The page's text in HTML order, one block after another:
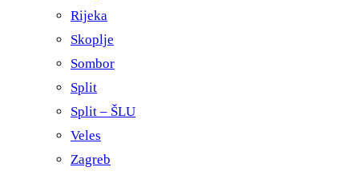
Rijeka
Skoplje
Sombor
Split
Split – ŠLU
Veles
Zagreb